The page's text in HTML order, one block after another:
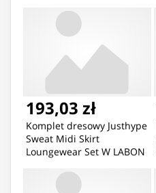
193,03 zł
Komplet dresowy Justhype
Sweat Midi Skirt
Loungewear Set W LABON